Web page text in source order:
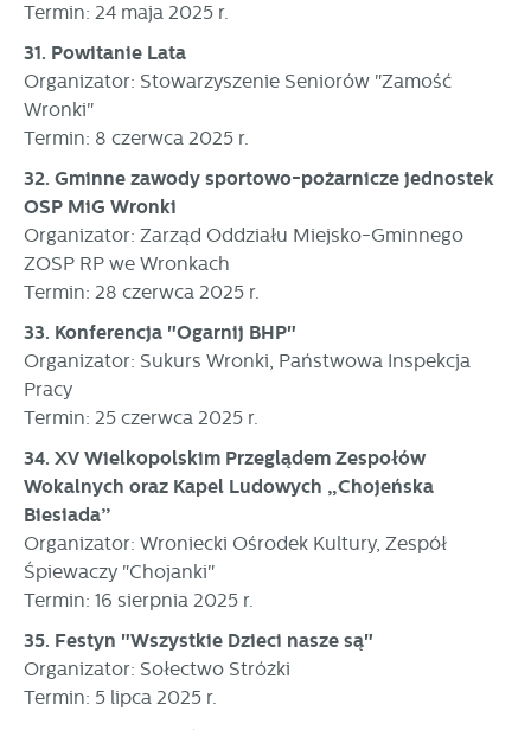
Termin: 24 maja 2025 r.
31. Powitanie Lata
Organizator: Stowarzyszenie Seniorów "Zamość
Wronki"
Termin: 8 czerwca 2025 r.
32. Gminne zawody sportowo-pożarnicze jednostek
OSP MiG Wronki
Organizator: Zarząd Oddziału Miejsko-Gminnego
ZOSP RP we Wronkach
Termin: 28 czerwca 2025 r.
33. Konferencja "Ogarnij BHP"
Organizator: Sukurs Wronki, Państwowa Inspekcja
Pracy
Termin: 25 czerwca 2025 r.
34. XV Wielkopolskim Przeglądem Zespołów
Wokalnych oraz Kapel Ludowych „Chojeńska
Biesiada”
Organizator: Wroniecki Ośrodek Kultury, Zespół
Śpiewaczy "Chojanki"
Termin: 16 sierpnia 2025 r.
35. Festyn "Wszystkie Dzieci nasze są"
Organizator: Sołectwo Stróżki
Termin: 5 lipca 2025 r.